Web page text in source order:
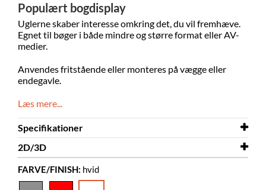
Populært bogdisplay
Uglerne skaber interesse omkring det, du vil fremhæve.
Egnet til bøger i både mindre og større format eller AV-
medier.
Anvendesfritstående eller monteres på vægge eller
endegavle.
Læs mere...
Specifikationer
Bredde
Dybde
2D/3D
2D/3D
FARVE/FINISH: hvid